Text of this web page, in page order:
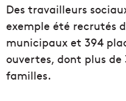
Des travailleurs
exemple été recrutés
municipaux et 394
ouvertes, dont plus
familles.